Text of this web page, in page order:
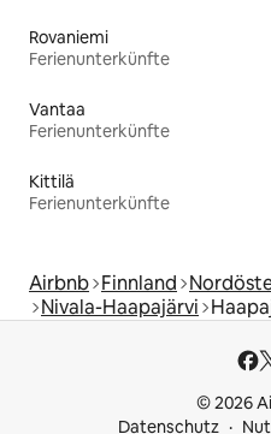
Rovaniemi
Ferienunterkünfte
Vantaa
Ferienunterkünfte
Kittilä
Ferienunterkünfte
Airbnb Finnland
Nivala-Haapajärvi
© 2026
Datenschutz